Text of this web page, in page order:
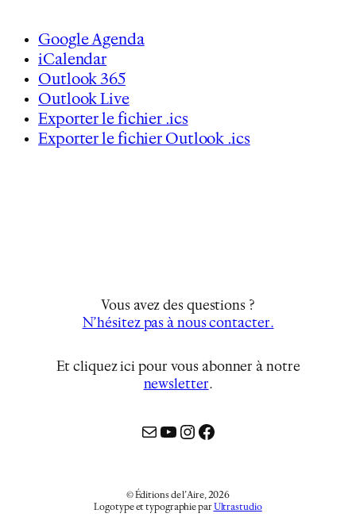
Google Agenda
iCalendar
Outlook 365
Outlook Live
Exporter le fichier .ics
Exporter le fichier Outlook .ics
Vous avez des questions ?
N’hésitez pas à nous contacter.
Et cliquez ici pour vous abonner à notre
newsletter…
MailYouTube
Instagram
Facebook
© Éditions de l’Aire, 2026
Logotype et typographie par Ultrastudio